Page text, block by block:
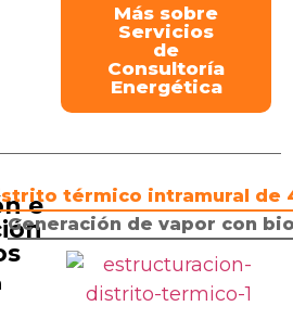
Más sobre
Servicios
de
Consultoría
Energética
e
térmico intramural de
Generación de vapor con